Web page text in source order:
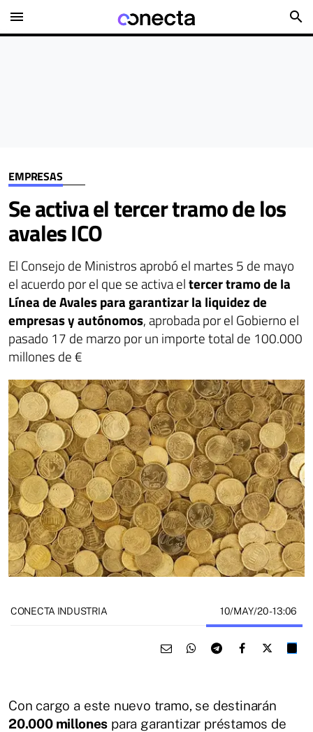
menu search
EMPRESAS
Se activa el tercer tramo de los
avales ICO
El Consejo de Ministros aprobó el martes 5 de mayo
el acuerdo por el que se activa eltercer tramo de la
Línea de Avales para garantizar la liquidez de
empresas y autónomos, aprobada por el Gobierno el
pasado 17 de marzo por un importe total de 100.000
millones de €
CONECTA INDUSTRIA 10/MAY/20- 13:06
Con cargo a este nuevo tramo, se destinarán
20.000 millones para garantizar préstamos de